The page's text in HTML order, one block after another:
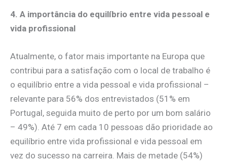
4. A importância do equilíbrio entre vida pessoal e
vida profissional
Atualmente, o fator mais importante na Europa que
contribui para a satisfação com o local de trabalho é
o equilíbrio entre a vida pessoal e vida profissional –
relevante para 56% dos entrevistados (51% em
Portugal, seguida muito de perto por um bom salário
– 49%). Até 7 em cada 10 pessoas dão prioridade ao
equilíbrio entre vida profissional e vida pessoal em
vez do sucesso na carreira. Mais de metade (54%)